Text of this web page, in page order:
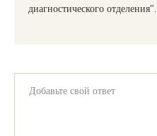
диагностического отделения".